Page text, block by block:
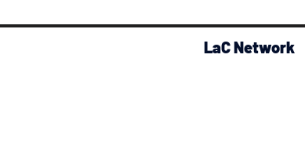
LaC Network